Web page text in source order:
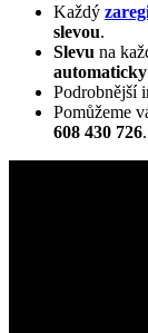
Každý
slevou.
Slevu na
automaticky
Podrobnější
Pomůžeme
608 430 726.